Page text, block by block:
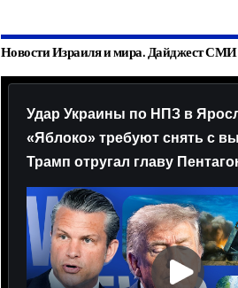
Новости Израиля и мира. Дайджест СМИ